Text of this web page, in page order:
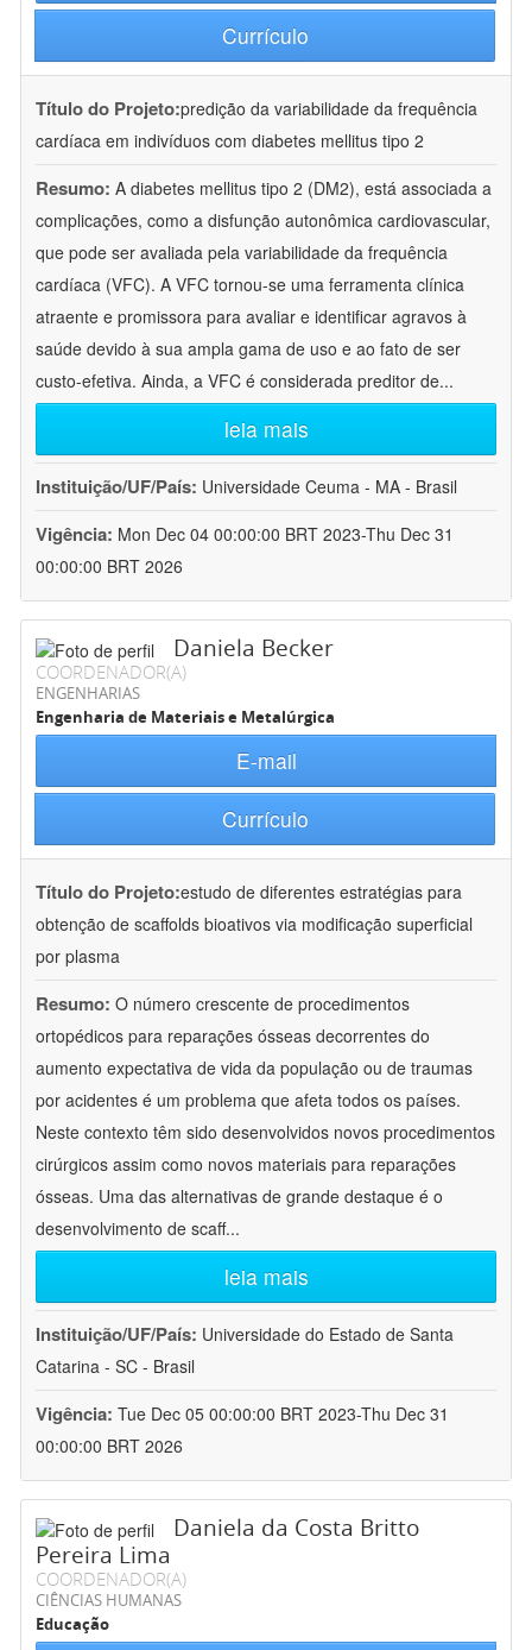
Currículo
Título do Projeto:predição da variabilidade da frequência
cardíaca em indivíduos com diabetes mellitus tipo 2
Resumo: A diabetes mellitus tipo 2 (DM2), está associada a
complicações, como a disfunção autonômica cardiovascular,
que pode ser avaliada pela variabilidade da frequência
cardíaca (VFC). A VFC tornou-se uma ferramenta clínica
atraente e promissora para avaliar e identificar agravos à
saúde devido à sua ampla gama de uso e ao fato de ser
custo-efetiva. Ainda, a VFC é considerada preditor de...
leia mais
Instituição/UF/País: Universidade Ceuma - MA - Brasil
Vigência: Mon Dec 04 00:00:00 BRT 2023-Thu Dec 31
00:00:00 BRT 2026
Daniela Becker
COORDENADOR(A)
ENGENHARIAS
Engenharia de Materiais e Metalúrgica
E-mail
Currículo
Título do Projeto:estudo de diferentes estratégias para
obtenção de scaffolds bioativos via modificação superficial
por plasma
Resumo: O número crescente de procedimentos
ortopédicos para reparações ósseas decorrentes do
aumento expectativa de vida da população ou de traumas
por acidentes é um problema que afeta todos os países.
Neste contexto têm sido desenvolvidos novos procedimentos
cirúrgicos assim como novos materiais para reparações
ósseas. Uma das alternativas de grande destaque é o
desenvolvimento de scaff...
leia mais
Instituição/UF/País: Universidade do Estado de Santa
Catarina - SC - Brasil
Vigência: Tue Dec 05 00:00:00 BRT 2023-Thu Dec 31
00:00:00 BRT 2026
Daniela da Costa Britto
Pereira Lima
COORDENADOR(A)
CIÊNCIAS HUMANAS
Educação